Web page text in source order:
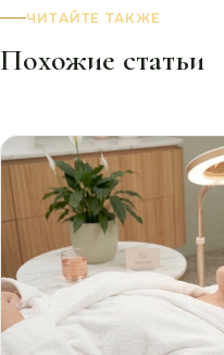
ЧИТАЙТЕ ТАКЖЕ
Похожие статьи